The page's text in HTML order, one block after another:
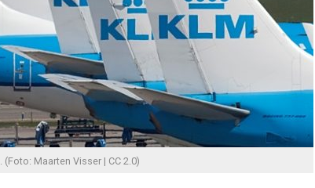
Maarten Visser | CC 2.0)